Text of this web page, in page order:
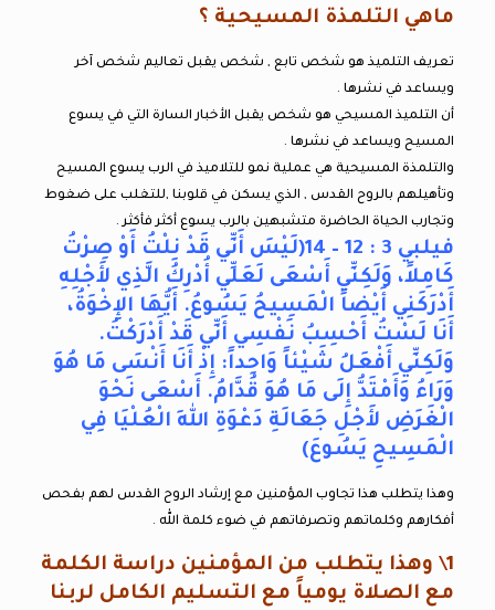
ماهي التلمذة المسيحية ؟
تعريف التلميذ هو شخص تابع , شخص يقبل تعاليم شخص آخر
ويساعد في نشرها .
أن التلميذ المسيحي هو شخص يقبل الأخبار السارة التي في يسوع
المسيح ويساعد في نشرها .
والتلمذة المسيحية هي عملية نمو للتلاميذ في الرب يسوع المسيح
وتأهيلهم بالروح القدس , الذي يسكن في قلوبنا ,للتغلب على ضغوط
وتجارب الحياة الحاضرة متشبهين بالرب يسوع أكثر فأكثر .
فيلبي 3 : 12 – 14(لَيْسَ أَنِّي قَدْ نِلْتُ أَوْ صِرْتُ
كَامِلاً، وَلَكِنِّي أَسْعَى لَعَلِّي أُدْرِكُ الَّذِي لأَجْلِهِ
أَدْرَكَنِي أَيْضاً الْمَسِيحُ يَسُوعُ. أَيُّهَا الإِخْوَةُ،
أَنَا لَسْتُ أَحْسِبُ نَفْسِي أَنِّي قَدْ أَدْرَكْتُ.
وَلَكِنِّي أَفْعَلُ شَيْئاً وَاحِداً: إِذْ أَنَا أَنْسَى مَا هُوَ
وَرَاءُ وَأَمْتَدُّ إِلَى مَا هُوَ قُدَّامُ. أَسْعَى نَحْوَ
الْغَرَضِ لأَجْلِ جَعَالَةِ دَعْوَةِ اللهِ الْعُلْيَا فِي
الْمَسِيحِ يَسُوعَ)
وهذا يتطلب هذا تجاوب المؤمنين مع إرشاد الروح القدس لهم بفحص
أفكارهم وكلماتهم وتصرفاتهم في ضوء كلمة الله .
1\ وهذا يتطلب من المؤمنين دراسة الكلمة
مع الصلاة يومياً مع التسليم الكامل لربنا